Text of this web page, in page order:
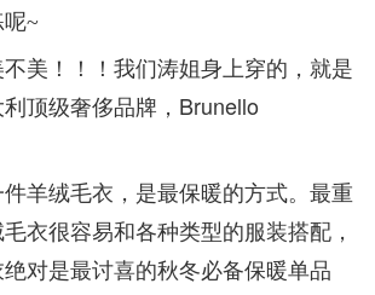
呢~
美！！！我们涛姐身上穿的，就是
顶级奢侈品牌， Brunello
羊绒毛衣，是最保暖的方式。最重
衣很容易和各种类型的服装搭配，
对是最讨喜的秋冬必备保暖单品